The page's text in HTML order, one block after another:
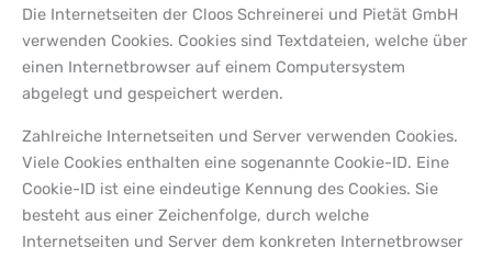
Die Internetseiten der Cloos Schreinerei und Pietät GmbH
verwenden Cookies. Cookies sind Textdateien, welche über
einen Internetbrowser auf einem Computersystem
abgelegt und gespeichert werden.
Zahlreiche Internetseiten und Server verwenden Cookies.
Viele Cookies enthalten eine sogenannte Cookie-ID. Eine
Cookie-ID ist eine eindeutige Kennung des Cookies. Sie
besteht aus einer Zeichenfolge, durch welche
Internetseiten und Server dem konkreten Internetbrowser